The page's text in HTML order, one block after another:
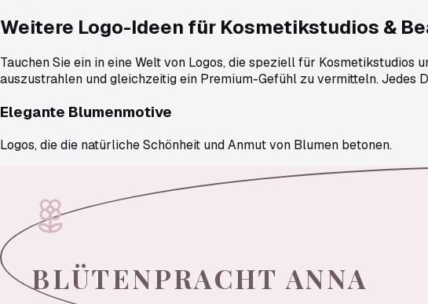
Weitere Logo-Ideen für Kosmetikstudios &
Tauchen Sie ein in eine Welt von Logos, die speziell für
auszustrahlen und gleichzeitig ein Premium-Gefühl zu vermitteln.
Elegante Blumenmotive
Logos, die die natürliche Schönheit und Anmut von Blumen betonen.
BLÜTENPRACHT ANNA